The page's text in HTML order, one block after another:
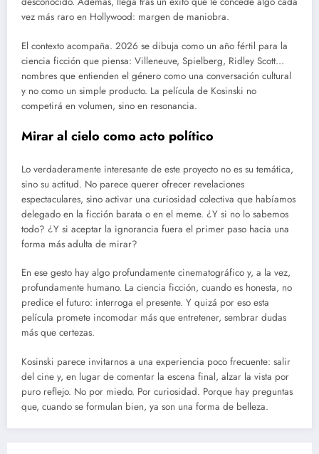
vez más raro en Hollywood: margen de maniobra.
El contexto acompaña. 2026 se dibuja como un año fértil para la
ciencia ficción que piensa: Villeneuve, Spielberg, Ridley Scott…
nombres que entienden el género como una conversación cultural
y no como un simple producto. La película de Kosinski no
competirá en volumen, sino en resonancia.
Mirar al cielo como acto político
Lo verdaderamente interesante de este proyecto no es su temática,
sino su actitud. No parece querer ofrecer revelaciones
espectaculares, sino activar una curiosidad colectiva que habíamos
delegado en la ficción barata o en el meme. ¿Y si no lo sabemos
todo? ¿Y si aceptar la ignorancia fuera el primer paso hacia una
forma más adulta de mirar?
En ese gesto hay algo profundamente cinematográfico y, a la vez,
profundamente humano. La ciencia ficción, cuando es honesta, no
predice el futuro: interroga el presente. Y quizá por eso esta
película promete incomodar más que entretener, sembrar dudas
más que certezas.
Kosinski parece invitarnos a una experiencia poco frecuente: salir
del cine y, en lugar de comentar la escena final, alzar la vista por
puro reflejo. No por miedo. Por curiosidad. Porque hay preguntas
que, cuando se formulan bien, ya son una forma de belleza.